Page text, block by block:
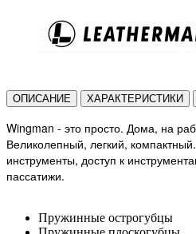
ОПИСАНИЕ ХАРАКТЕРИСТИКИ
Wingman - это просто. Дома, на
Великолепный, легкий,
инструменты, доступ к
пассатижи.
Пружинные острогубцы